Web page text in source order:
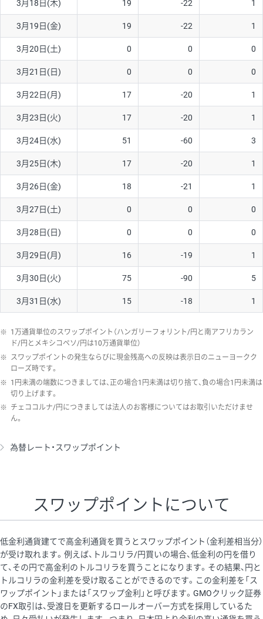
3月18日(木) 19 -22 1
3月19日(金) 19 -22 1
3月20日(土) 0 0 0
3月21日(日) 0 0 0
3月22日(月) 17 -20 1
3月23日(火) 17 -20 1
3月24日(水) 51 -60 3
3月25日(木) 17 -20 1
3月26日(金) 18 -21 1
3月27日(土) 0 0 0
3月28日(日) 0 0 0
3月29日(月) 16 -19 1
3月30日(火) 75 -90 5
3月31日(水) 15 -18 1
※ 1万通貨単位のスワップポイント（ハンガリーフォリント/円と南アフリカラン
ド/円とメキシコペソ/円は10万通貨単位）
※ スワップポイントの発生ならびに現金残高への反映は表示日のニューヨークク
ローズ時です。
※ 1円未満の端数につきましては、正の場合1円未満は切り捨て、負の場合1円未満は
切り上げます。
※ チェココルナ/円につきましては法人のお客様についてはお取引いただけませ
ん。
為替レート・スワップポイント
スワップポイントについて
低金利通貨建てで高金利通貨を買うとスワップポイント（金利差相当分）
が受け取れます。例えば、トルコリラ/円買いの場合、低金利の円を借り
て、その円で高金利のトルコリラを買うことになります。その結果、円と
トルコリラの金利差を受け取ることができるのです。この金利差を「ス
ワップポイント」または「スワップ金利」と呼びます。GMOクリック証券
のFX取引は、受渡日を更新するロールオーバー方式を採用しているた